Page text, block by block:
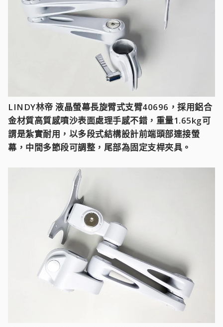
LINDY林帝 液晶螢幕長旋臂式支臂40696，採用鋁合
金材質高質感噴沙表面處理手感不錯，重量1.65kg可
謂是紮實耐用，以多段式結構設計前端頭部連接螢
幕，中間多節段可調整，尾部為固定支桿夾具。